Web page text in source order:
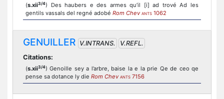
(s.xii3/4) Des haubers e des armes qu’il [i] ad trové Ad les
gentils vassals del regné adobé Rom Chev ANTS 1062
GENUILLER V.INTRANS.
V.REFL.
Citations:
(s.xii3/4) Genoille sey a l’arbre, baise la e la prie Qe de ceo qe
pense sa dotance ly die Rom Chev ANTS 7156